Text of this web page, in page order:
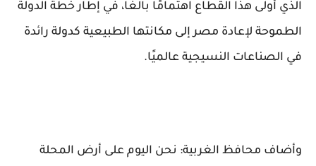
الذي أولى هذا القطاع اهتمامًا بالغًا، في إطار خطة الدولة
الطموحة لإعادة مصر إلى مكانتها الطبيعية كدولة رائدة
في الصناعات النسيجية عالميًا.
وأضاف محافظ الغربية: نحن اليوم على أرض المحلة